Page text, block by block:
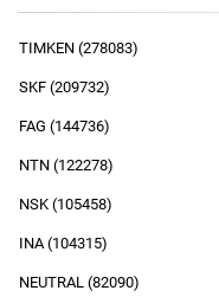
TIMKEN (278083)
SKF (209732)
FAG (144736)
NTN (122278)
NSK (105458)
INA (104315)
NEUTRAL (82090)